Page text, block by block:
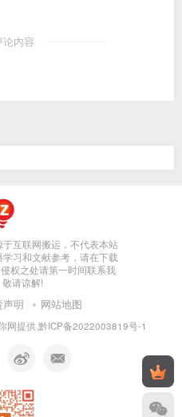
论内容
互联网搬运，不代表本站
习和文献参考，请在下载
权之处请第一时间联系我
请谅解!
声明 网站地图
网提供.黔ICP备2022003819号-1